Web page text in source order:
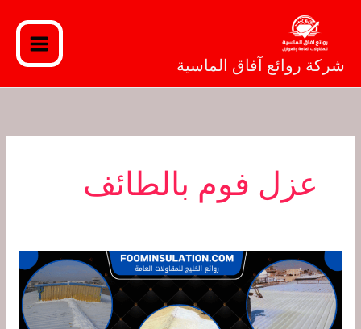
المحتوى
شركة روائع آفاق الماسية
عزل فوم بالطائف
شركة
عزل
فوم
بالطائف